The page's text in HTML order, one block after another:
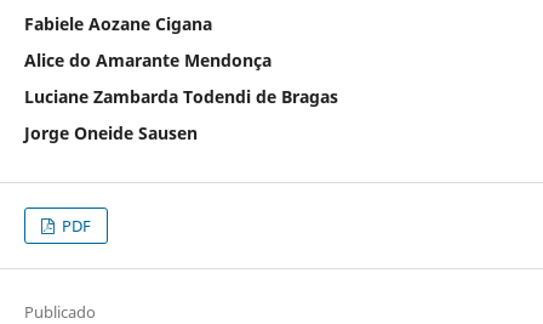
Fabiele Aozane Cigana
Alice do Amarante Mendonça
Luciane Zambarda Todendi de Bragas
Jorge Oneide Sausen
PDF
Publicado